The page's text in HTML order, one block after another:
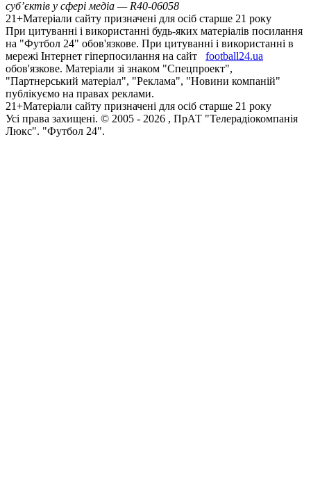
суб’єктів у сфері медіа — R40-06058
21+Матеріали сайту призначені для осіб старше 21 року
При цитуванні і використанні будь-яких матеріалів посилання
на "Футбол 24" обов'язкове. При цитуванні і використанні в
мережі Інтернет гіперпосилання на сайт
football24.ua
обов'язкове. Матеріали зі знаком "Спецпроект",
"Партнерський матеріал", "Реклама", "Новини компаній"
публікуємо на правах реклами.
21+Матеріали сайту призначені для осіб старше 21 року
Усi права захищенi. © 2005 - 2026 , ПрАТ "Телерадіокомпанія
Люкс". "Футбол 24".